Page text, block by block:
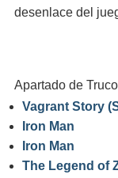
desenlace del
Apartado de
Vagrant Story
Iron Man
Iron Man
The Legend of